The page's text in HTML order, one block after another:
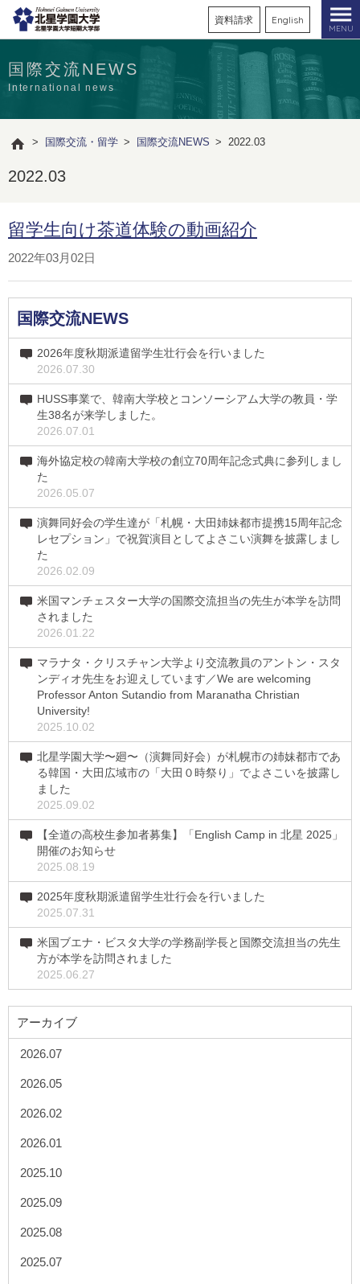
資料請求 English
MENU
国際交流NEWS
International news
> 国際交流・留学 > 国際交流NEWS > 2022.03
2022.03
留学生向け茶道体験の動画紹介
2022年03月02日
国際交流NEWS
2026年度秋期派遣留学生壮行会を行いました
2026.07.30
HUSS事業で、韓南大学校とコンソーシアム大学の教員・学
生38名が来学しました。
2026.07.01
海外協定校の韓南大学校の創立70周年記念式典に参列しまし
た
2026.05.07
演舞同好会の学生達が「札幌・大田姉妹都市提携15周年記念
レセプション」で祝賀演目としてよさこい演舞を披露しまし
た
2026.02.09
米国マンチェスター大学の国際交流担当の先生が本学を訪問
されました
2026.01.22
マラナタ・クリスチャン大学より交流教員のアントン・スタ
ンディオ先生をお迎えしています／We are welcoming
Professor Anton Sutandio from Maranatha Christian
University!
2025.10.02
北星学園大学〜廻〜（演舞同好会）が札幌市の姉妹都市であ
る韓国・大田広域市の「大田０時祭り」でよさこいを披露し
ました
2025.09.02
【全道の高校生参加者募集】「English Camp in 北星 2025」
開催のお知らせ
2025.08.19
2025年度秋期派遣留学生壮行会を行いました
2025.07.31
米国ブエナ・ビスタ大学の学務副学長と国際交流担当の先生
方が本学を訪問されました
2025.06.27
アーカイブ
2026.07
2026.05
2026.02
2026.01
2025.10
2025.09
2025.08
2025.07